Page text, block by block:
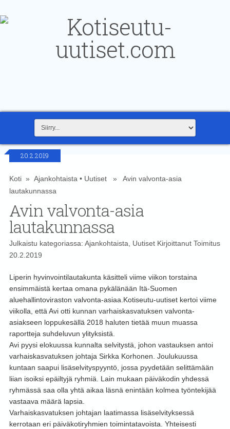
20.2.2019
Koti» Ajankohtaista • Uutiset» Avin valvonta-asia
lautakunnassa
Avin valvonta-asia
lautakunnassa
Julkaistu kategoriassa: Ajankohtaista UutisetKirjoittanut Toimitus
20.2.2019
Liperin hyvinvointilautakunta käsitteli viime viikon torstaina
ensimmäistä kertaa omana pykälänään Itä-Suomen
aluehallintoviraston valvonta-asiaa. Kotiseutu-uutiset kertoi viime
viikolla, että Avi otti kunnan varhaiskasvatuksen valvonta-
asiakseen loppukesällä 2018 haluten tietää muun muassa
raportteja suhdeluvun ylityksistä.
Avi pyysi elokuussa kunnalta selvitystä, johon vastauksen antoi
varhaiskasvatuksen johtaja Sirkka Korhonen. Joulukuussa
kuntaan saapui lisäselvityspyyntö, jossa pyydetään selittämään
liian isoiksi epäiltyjä ryhmiä. Lain mukaan päiväkodin yhdessä
ryhmässä saa olla yhtä aikaa läsnä enintään kolmea työntekijää
vastaava määrä lapsia.
Varhaiskasvatuksen johtajan laatimassa lisäselvityksessä
kerrotaan eri päiväkotiryhmien toimintatavoista. Yhteisesti